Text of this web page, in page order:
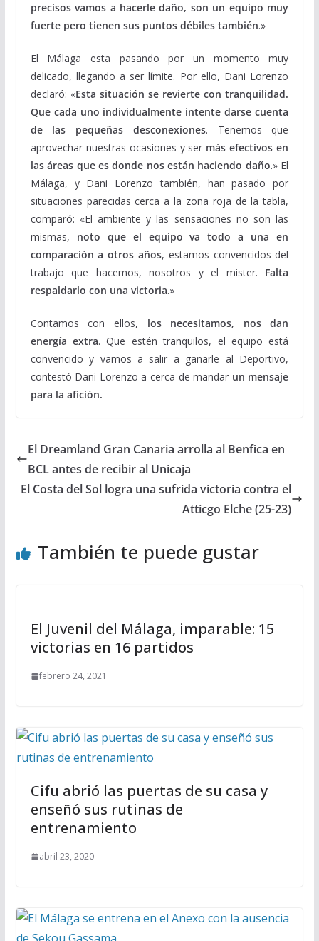
precisos vamos a hacerle daño, son un equipo muy
fuerte pero tienen sus puntos débiles también.»
El Málaga esta pasando por un momento muy
delicado, llegando a ser límite. Por ello, Dani Lorenzo
declaró: «Esta situación se revierte con tranquilidad.
Que cada uno individualmente intente darse cuenta
de las pequeñas desconexiones. Tenemos que
aprovechar nuestras ocasiones y ser más efectivos en
las áreas que es donde nos están haciendo daño.» El
Málaga, y Dani Lorenzo también, han pasado por
situaciones parecidas cerca a la zona roja de la tabla,
comparó: «El ambiente y las sensaciones no son las
mismas, noto que el equipo va todo a una en
comparación a otros años, estamos convencidos del
trabajo que hacemos, nosotros y el mister. Falta
respaldarlo con una victoria.»
Contamos con ellos, los necesitamos, nos dan
energía extra. Que estén tranquilos, el equipo está
convencido y vamos a salir a ganarle al Deportivo,
contestó Dani Lorenzo a cerca de mandar un mensaje
para la afición.
El Dreamland Gran Canaria arrolla al Benfica en
BCL antes de recibir al Unicaja
El Costa del Sol logra una sufrida victoria contra el
Atticgo Elche (25-23)
También te puede gustar
El Juvenil del Málaga, imparable: 15
victorias en 16 partidos
febrero 24, 2021
Cifu abrió las puertas de su casa y
enseñó sus rutinas de
entrenamiento
abril 23, 2020